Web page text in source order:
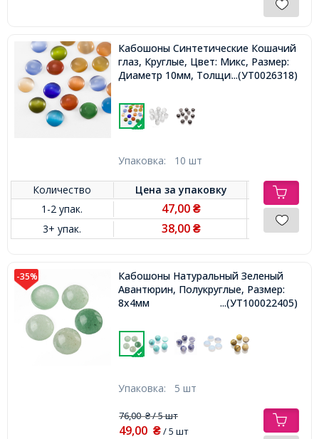
Кабошоны Синтетические Кошачий
глаз, Круглые, Цвет: Микс, Размер:
Диаметр 10мм, Толщина 3мм,
...(УТ0026318)
Упаковка: 10 шт
Количество Цена заупаковку
1-2 упак.
47,00₴
3+ упак. 38,00₴
-35%
Кабошоны Натуральный Зеленый
Авантюрин, Полукруглые, Размер:
8x4мм
...(УТ100022405)
Упаковка: 5 шт
76,00₴/ 5 шт
49,00 ₴/ 5 шт